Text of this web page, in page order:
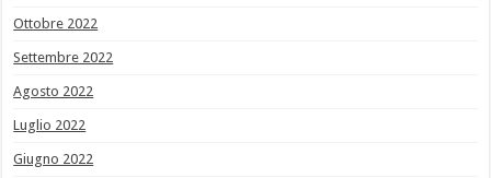
Ottobre 2022
Settembre 2022
Agosto 2022
Luglio 2022
Giugno 2022